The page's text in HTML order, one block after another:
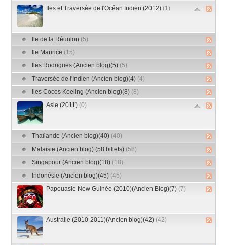
Iles et Traversée de l'Océan Indien (2012) (1)
Ile de la Réunion (5)
Ile Maurice (15)
Iles Rodrigues (Ancien blog)(5) (5)
Traversée de l'Indien (Ancien blog)(4) (4)
Iles Cocos Keeling (Ancien blog)(8) (8)
Asie (2011) (0)
Thaïlande (Ancien blog)(40) (40)
Malaisie (Ancien blog) (58 billets) (58)
Singapour (Ancien blog)(18) (18)
Indonésie (Ancien blog)(45) (45)
Papouasie New Guinée (2010)(Ancien Blog)(7) (7)
Australie (2010-2011)(Ancien blog)(42) (42)